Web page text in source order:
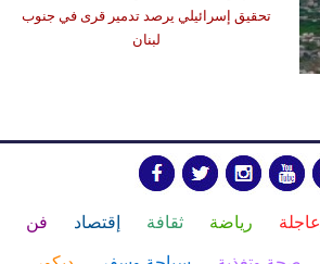
تحقيق إسرائيلي يرصد تدمير قرى في جنوب
لبنان
رياضة ثقافة إقتصاد فن